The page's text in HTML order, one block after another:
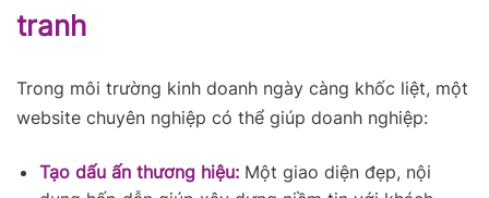
tranh
Trong môi trường kinh doanh ngày càng khốc liệt, một
website chuyên nghiệp có thể giúp doanh nghiệp:
Tạo dấu ấn thương hiệu:Một giao diện đẹp, nội